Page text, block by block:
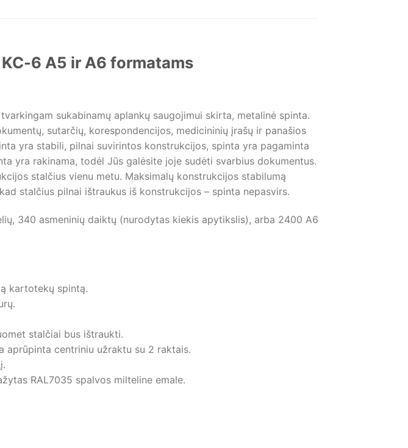
6 A5 ir A6 formatams
sukabinamų aplankų saugojimui skirta, metalinė spinta.
sutarčių, korespondencijos, medicininių įrašų ir panašios
yra stabili, pilnai suvirintos konstrukcijos, spinta yra pagaminta
yra rakinama, todėl Jūs galėsite joje sudėti svarbius dokumentus.
stalčius vienu metu. Maksimalų konstrukcijos stabilumą
stalčius pilnai ištraukus iš konstrukcijos – spinta nepasvirs.
340 asmeninių daiktų (nurodytas kiekis apytikslis), arba 2400 A6
kartotekų spintą.
stalčiai bus ištraukti.
aprūpinta centriniu užraktu su 2 raktais.
RAL7035 spalvos milteline emale.